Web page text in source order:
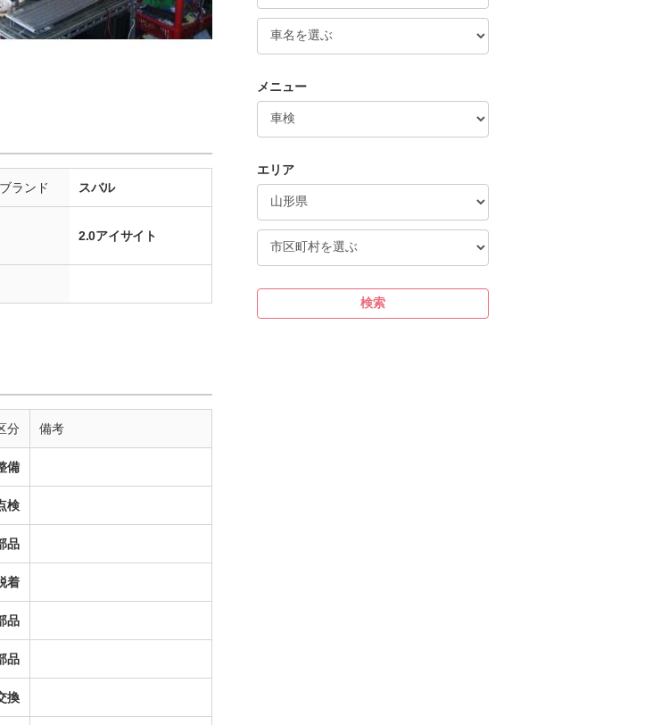
ランド スバル
2.0アイサイト
分 備考
備
検
品
着
品
品
換
メニュー
エリア